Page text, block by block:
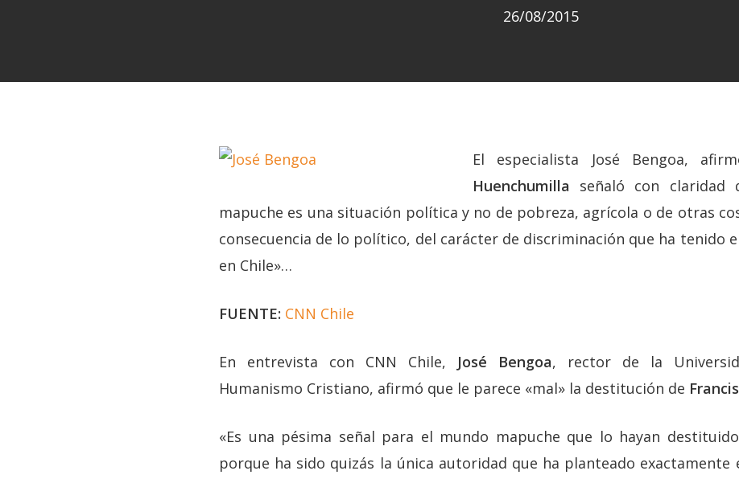
Hit enter to search or ESC to close
26/08/2015
El especialista José Bengoa,
Huenchumilla señaló con claridad
mapuche es una situación política y no de pobreza, agrícola o de otras
consecuencia de lo político, del carácter de discriminación que ha tenido
en Chile»…
FUENTE: CNN Chile
En entrevista con CNN Chile, José Bengoa, rector de la
Humanismo Cristiano, afirmó que le parece «mal» la destitución de
«Es una pésima señal para el mundo mapuche que lo hayan
porque ha sido quizás la única autoridad que ha planteado exactamente